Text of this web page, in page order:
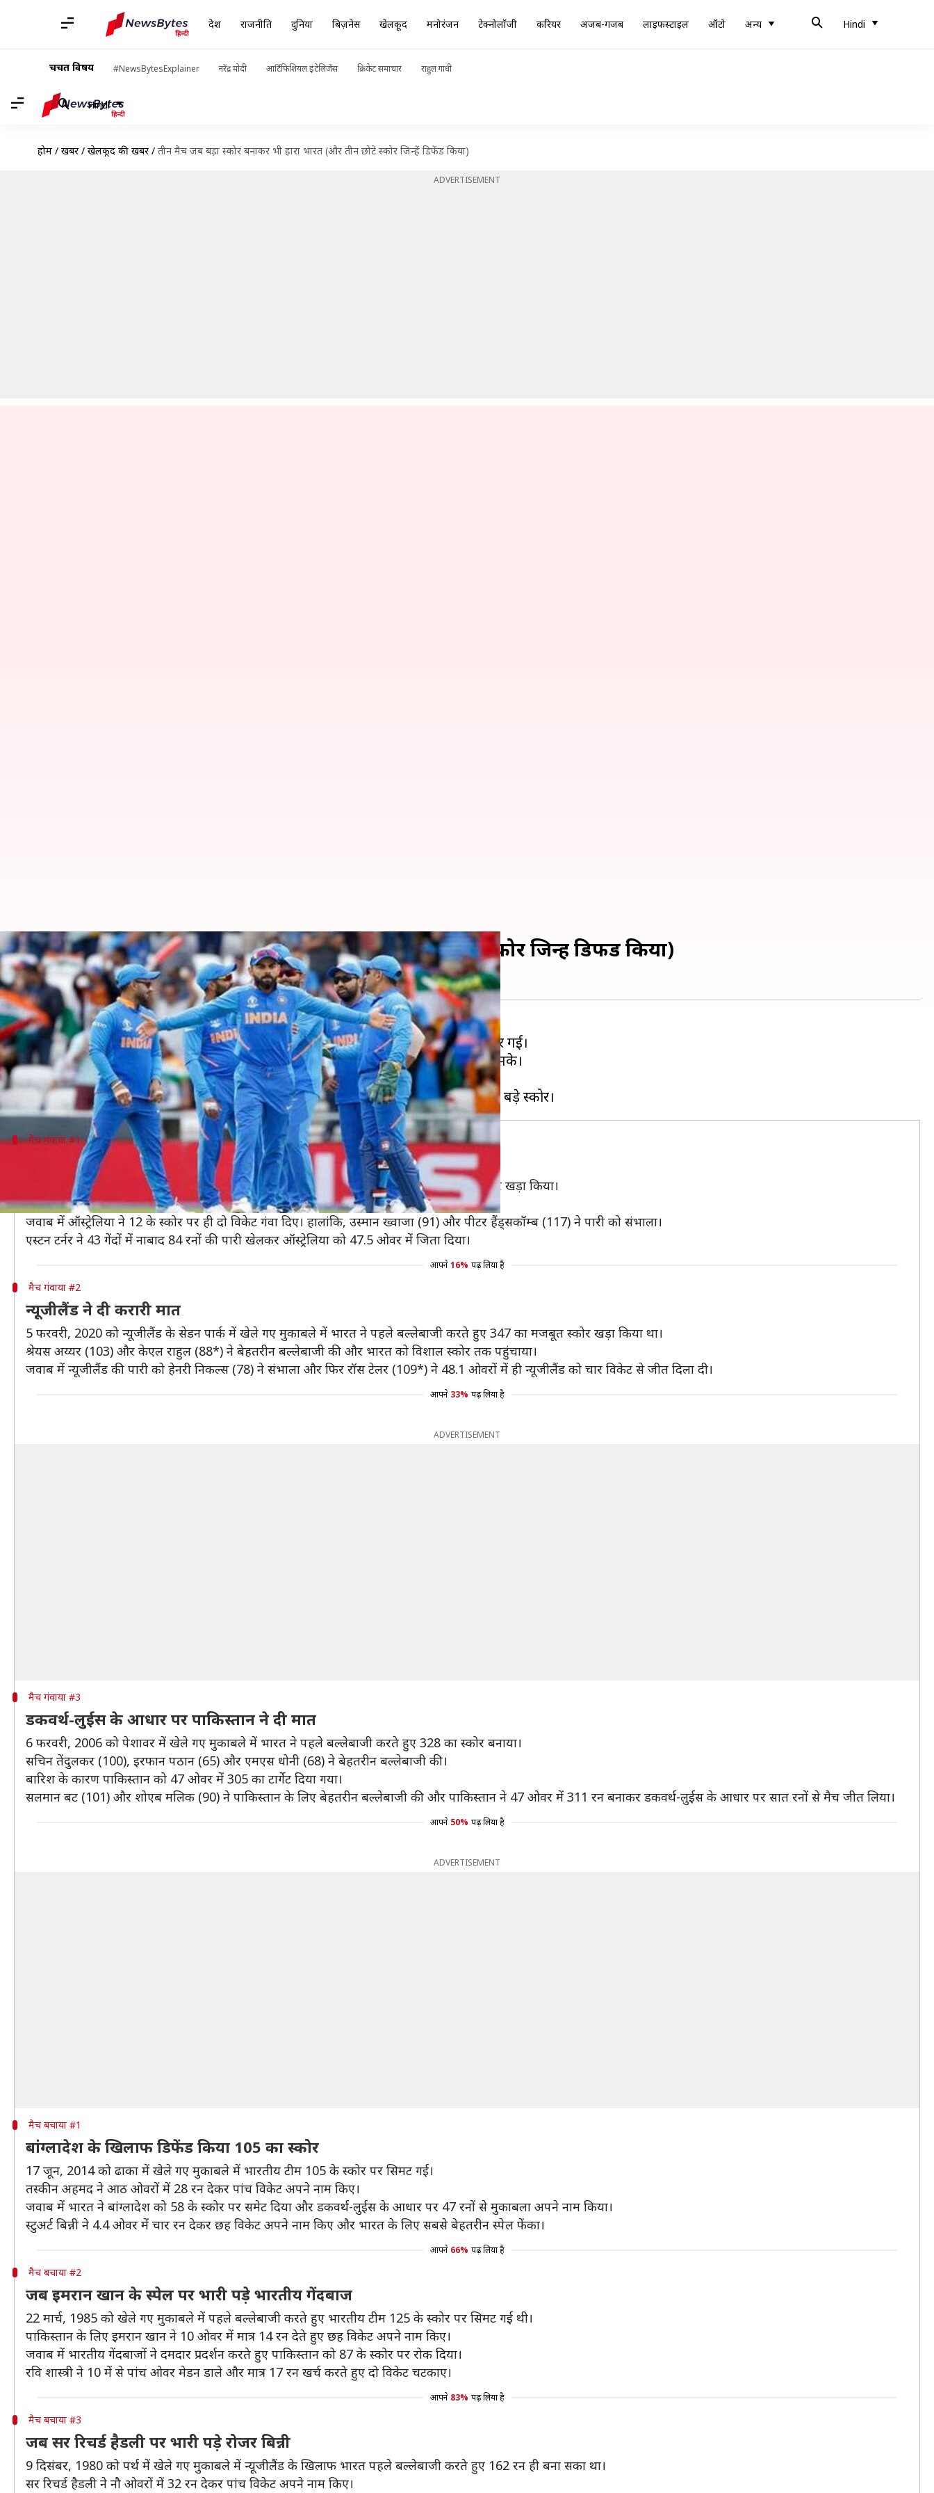
देश राजनीति दुनिया बिज़नेस खेलकूद मनोरंजन टेक्नोलॉजी करियर अजब-गजब लाइफस्टाइल ऑटो अन्य Hindi
चर्चित विषय #NewsBytesExplainer नरेंद्र मोदी आर्टिफिशियल इंटेलिजेंस क्रिकेट समाचार राहुल गांधी
Hindi
होम / खबरें / खेलकूद की खबरें / तीन मैच जब बड़ा स्कोर बनाकर भी हारा भारत (और तीन छोटे स्कोर जिन्हें डिफेंड किया)
ADVERTISEMENT
तीन मैच जब बड़ा स्कोर बनाकर भी हारा भारत (और तीन छोटे स्कोर जिन्हें डिफेंड किया)
लेखन Neeraj Pandey Feb 05, 2020 09:42 pm
क्या है खबर?
भारतीय टीम न्यूजीलैंड के खिलाफ वनडे सीरीज़ के पहले मुकाबलेमें बड़ा स्कोर बनाने के बावजूद हार गई।
वनडे क्रिकेट में भारतीय टीम का यह दूसरा ऐसा बड़ा स्कोर है जिसे वे वनडे क्रिकेट में डिफेंड नहीं कर सके।
हालांकि, भारतीय टीम ने वनडे में कई बार काफी छोटे स्कोर भी डिफेंड किए हैं।
मैच गंवाया #1
ऑस्ट्रेलिया के खिलाफ गंवाया 350+ स्कोर का मुकाबला
10 मार्च, 2019 को मोहाली में खेले गए मुकाबले में भारत ने पहले बल्लेबाजी करते हुए 358 का बड़ा स्कोर खड़ा किया।
शिखर धवन (143) और रोहित शर्मा (95) ने भारत के लिए शानदार पारियां खेलीं।
जवाब में ऑस्ट्रेलिया ने 12 के स्कोर पर ही दो विकेट गंवा दिए। हालांकि, उस्मान ख्वाजा (91) और पीटर हैंड्सकॉम्ब (117) ने पारी को संभाला।
एस्टन टर्नर ने 43 गेंदों में नाबाद 84 रनों की पारी खेलकर ऑस्ट्रेलिया को 47.5 ओवर में जिता दिया।
आपने 16% पढ़ लिया है
मैच गंवाया #2
न्यूजीलैंड ने दी करारी मात
5 फरवरी, 2020 को न्यूजीलैंड के सेडन पार्क में खेले गए मुकाबले में भारत ने पहले बल्लेबाजी करते हुए 347 का मजबूत स्कोर खड़ा किया था।
श्रेयस अय्यर (103) और केएल राहुल (88*) ने बेहतरीन बल्लेबाजी की और भारत को विशाल स्कोर तक पहुंचाया।
जवाब में न्यूजीलैंड की पारी को हेनरी निकल्स (78) ने संभाला और फिर रॉस टेलर (109*) ने 48.1 ओवरों में ही न्यूजीलैंड को चार विकेट से जीत दिला दी।
आपने 33% पढ़ लिया है
ADVERTISEMENT
मैच गंवाया #3
डकवर्थ-लुईस के आधार पर पाकिस्तान ने दी मात
6 फरवरी, 2006 को पेशावर में खेले गए मुकाबले में भारत ने पहले बल्लेबाजी करते हुए 328 का स्कोर बनाया।
सचिन तेंदुलकर (100), इरफान पठान (65) और एमएस धोनी (68) ने बेहतरीन बल्लेबाजी की।
बारिश के कारण पाकिस्तान को 47 ओवर में 305 का टार्गेट दिया गया।
सलमान बट (101) और शोएब मलिक (90) ने पाकिस्तान के लिए बेहतरीन बल्लेबाजी की और पाकिस्तान ने 47 ओवर में 311 रन बनाकर डकवर्थ-लुईस के आधार पर सात रनों से मैच जीत लिया।
आपने 50% पढ़ लिया है
ADVERTISEMENT
मैच बचाया #1
बांग्लादेश के खिलाफ डिफेंड किया 105 का स्कोर
17 जून, 2014 को ढाका में खेले गए मुकाबले में भारतीय टीम 105 के स्कोर पर सिमट गई।
तस्कीन अहमद ने आठ ओवरों में 28 रन देकर पांच विकेट अपने नाम किए।
जवाब में भारत ने बांग्लादेश को 58 के स्कोर पर समेट दिया और डकवर्थ-लुईस के आधार पर 47 रनों से मुकाबला अपने नाम किया।
स्टुअर्ट बिन्नी ने 4.4 ओवर में चार रन देकर छह विकेट अपने नाम किए और भारत के लिए सबसे बेहतरीन स्पेल फेंका।
आपने 66% पढ़ लिया है
मैच बचाया #2
जब इमरान खान के स्पेल पर भारी पड़े भारतीय गेंदबाज
22 मार्च, 1985 को खेले गए मुकाबले में पहले बल्लेबाजी करते हुए भारतीय टीम 125 के स्कोर पर सिमट गई थी।
पाकिस्तान के लिए इमरान खान ने 10 ओवर में मात्र 14 रन देते हुए छह विकेट अपने नाम किए।
जवाब में भारतीय गेंदबाजों ने दमदार प्रदर्शन करते हुए पाकिस्तान को 87 के स्कोर पर रोक दिया।
रवि शास्त्री ने 10 में से पांच ओवर मेडन डाले और मात्र 17 रन खर्च करते हुए दो विकेट चटकाए।
आपने 83% पढ़ लिया है
मैच बचाया #3
जब सर रिचर्ड हैडली पर भारी पड़े रोजर बिन्नी
9 दिसंबर, 1980 को पर्थ में खेले गए मुकाबले में न्यूजीलैंड के खिलाफ भारत पहले बल्लेबाजी करते हुए 162 रन ही बना सका था।
सर रिचर्ड हैडली ने नौ ओवरों में 32 रन देकर पांच विकेट अपने नाम किए।